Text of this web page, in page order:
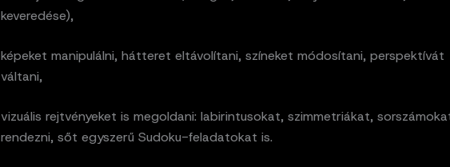
keveredése),
képeket manipulálni, hátteret eltávolítani, színeket módosítani, perspektívát
váltani,
vizuális rejtvényeket is megoldani: labirintusokat, szimmetriákat,
rendezni, sőt egyszerű Sudoku-feladatokat is.